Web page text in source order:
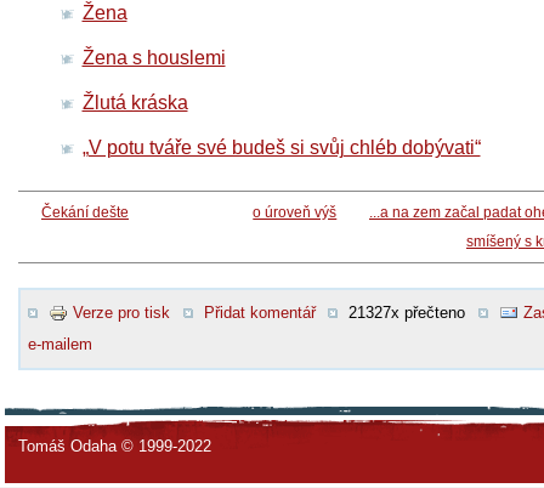
Žena
Žena s houslemi
Žlutá kráska
„V potu tváře své budeš si svůj chléb dobývati“
Čekání dešte o úroveň výš
...a na zem začal padat
smíšený s
Verze pro tisk Přidat komentář 21327x přečteno
e-mailem
Tomáš Odaha © 1999-2022